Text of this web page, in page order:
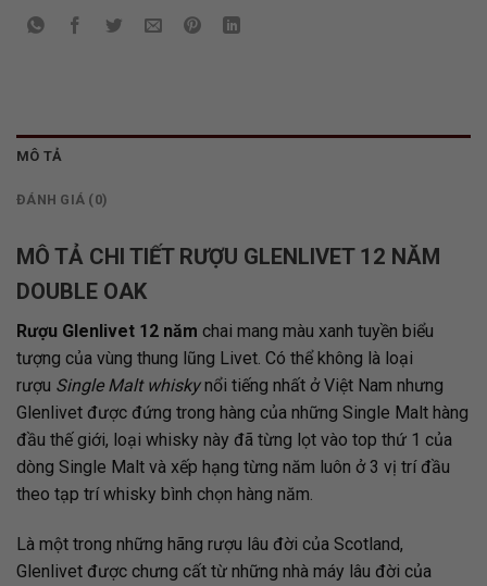
MÔ TẢ
ĐÁNH GIÁ (0)
MÔ TẢ CHI TIẾT RƯỢU GLENLIVET 12 NĂM
DOUBLE OAK
Rượu Glenlivet 12 năm chai mang màu xanh tuyền biểu
tượng của vùng thung lũng Livet. Có thể không là loại
rượu Single Malt whiskynổi tiếng nhất ở Việt Nam nhưng
Glenlivet được đứng trong hàng của những Single Malt hàng
đầu thế giới, loại whisky này đã từng lọt vào top thứ 1 của
dòng Single Malt và xếp hạng từng năm luôn ở 3 vị trí đầu
theo tạp trí whisky bình chọn hàng năm.
Là một trong những hãng rượu lâu đời của Scotland,
Glenlivet được chưng cất từ những nhà máy lâu đời của